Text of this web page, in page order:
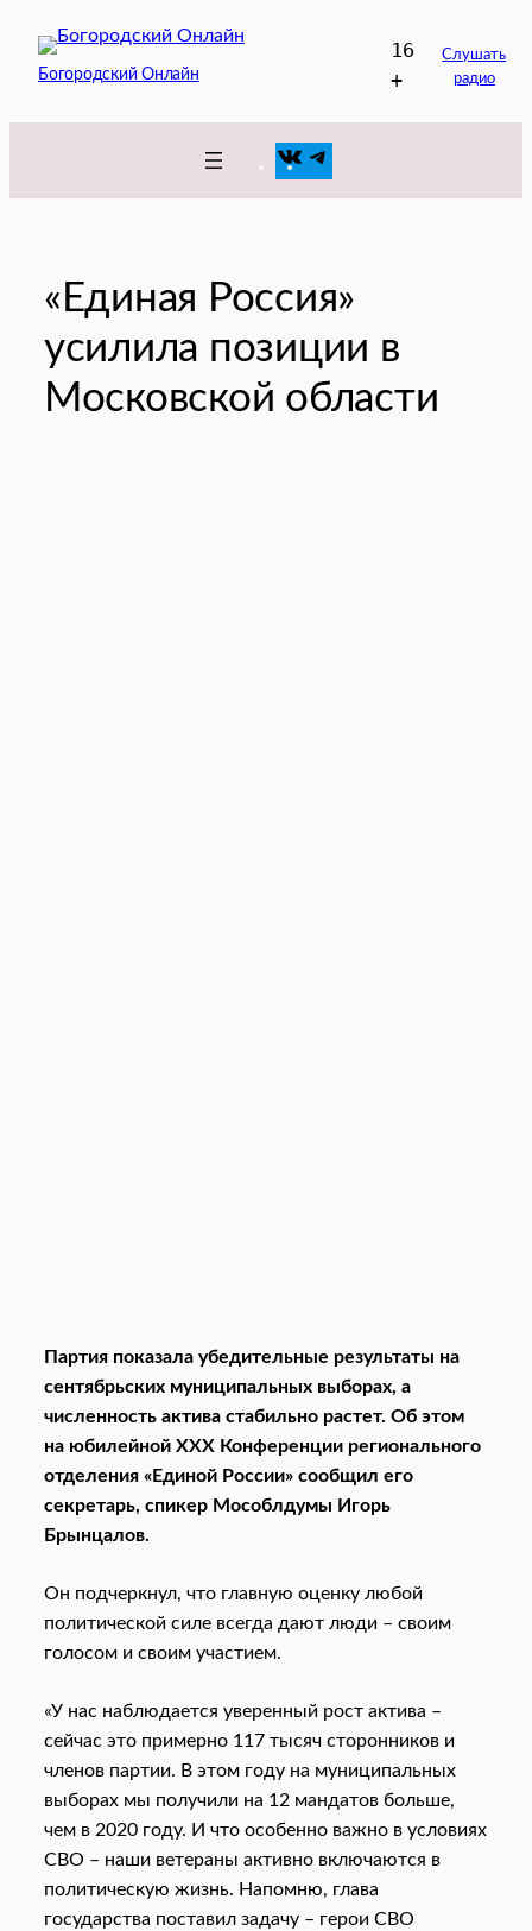
содержимому
Богородский Онлайн
16
+
Слушать
радио
VK
«Единая Россия»
усилила позиции в
Московской области
Партия показала убедительные результаты на
сентябрьских муниципальных выборах, а
численность актива стабильно растет. Об этом
на юбилейной XXXКонференции регионального
отделения «Единой России» сообщил его
секретарь, спикер Мособлдумы Игорь
Брынцалов.
Он подчеркнул, что главную оценку любой
политической силе всегда дают люди – своим
голосом и своим участием.
«У нас наблюдается уверенный рост актива –
сейчас это примерно 117 тысяч сторонников и
членов партии. В этом году на муниципальных
выборах мы получили на 12 мандатов больше,
чем в 2020 году. И что особенно важно в условиях
СВО – наши ветераны активно включаются в
политическую жизнь. Напомню, глава
государства поставил задачу – герои СВО